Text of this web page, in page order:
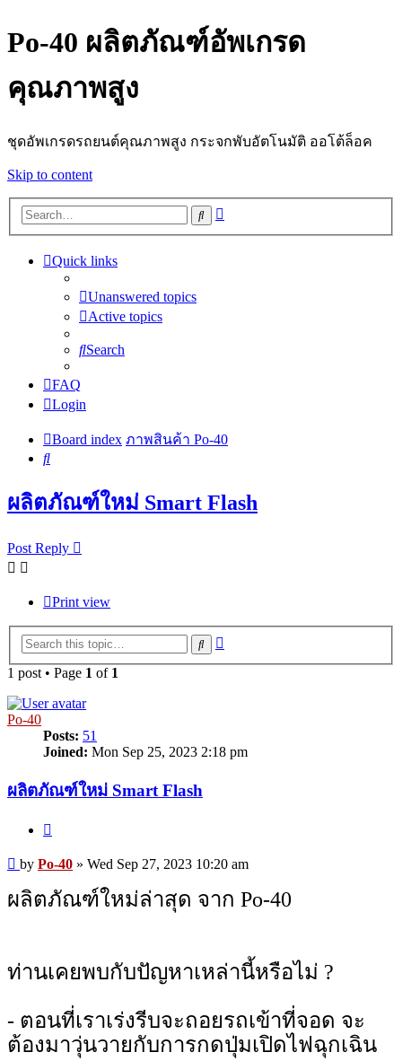
Po-40 ผลิตภัณฑ์อัพเกรด
คุณภาพสูง
ชุดอัพเกรดรถยนต์คุณภาพสูง กระจกพับอัตโนมัติ ออโต้ล็อค
Skip to content
Search
Quick links
Unanswered topics
Active topics
Search
FAQ
Login
Board index ภาพสินค้า Po-40
Search
ผลิตภัณฑ์ใหม่ Smart Flash
Post Reply
Print view
Search
1 post • Page 1 of 1
Po-40
Posts: 51
Joined: Mon Sep 25, 2023 2:18 pm
ผลิตภัณฑ์ใหม่ Smart Flash
Post
by Po-40 » Wed Sep 27, 2023 10:20 am
ผลิตภัณฑ์ใหม่ล่าสุด จาก Po-40
ท่านเคยพบกับปัญหาเหล่านี้หรือไม่ ?
- ตอนที่เราเร่งรีบจะถอยรถเข้าที่จอด จะ
ต้องมาวุ่นวายกับการกดปุ่มเปิดไฟฉุกเฉิน